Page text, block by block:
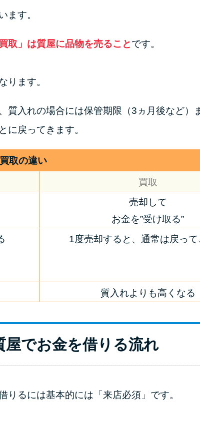
ます。
取」は質屋に品物を売ることです。
ります。
質入れの場合には保管期限（3ヵ月後など）
に戻ってきます。
取の違い
買取
売却して
お金を”受け取る”
1度売却すると、通常は戻って
質入れよりも高くなる
でお金を借りる流れ
るには基本的には「来店必須」です。